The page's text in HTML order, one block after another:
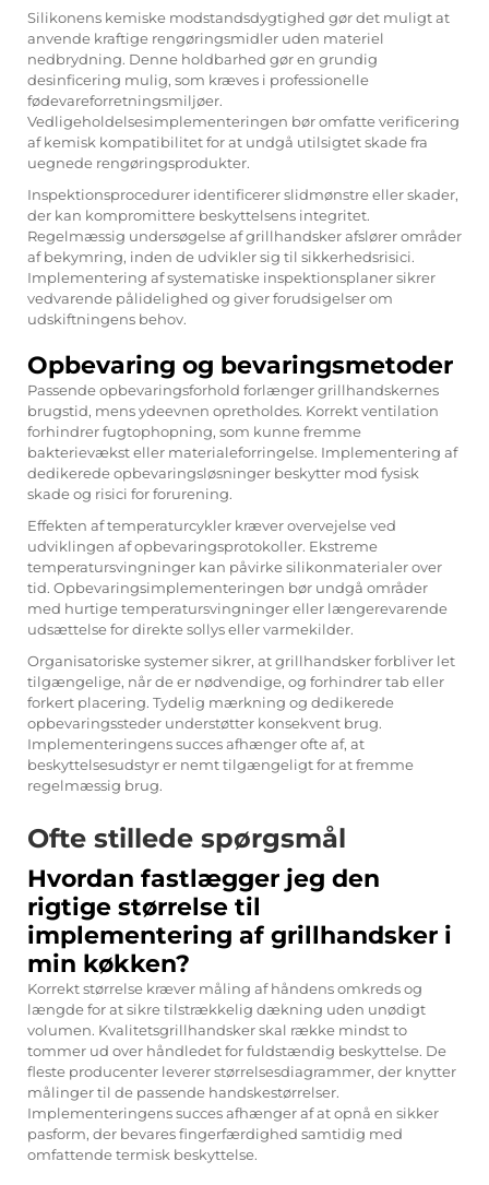
Silikonens kemiske modstandsdygtighed gør det muligt at
anvende kraftige rengøringsmidler uden materiel
nedbrydning. Denne holdbarhed gør en grundig
desinficering mulig, som kræves i professionelle
fødevareforretningsmiljøer.
Vedligeholdelsesimplementeringen bør omfatte verificering
af kemisk kompatibilitet for at undgå utilsigtet skade fra
uegnede rengøringsprodukter.
Inspektionsprocedurer identificerer slidmønstre eller skader,
der kan kompromittere beskyttelsens integritet.
Regelmæssig undersøgelse af grillhandsker afslører områder
af bekymring, inden de udvikler sig til sikkerhedsrisici.
Implementering af systematiske inspektionsplaner sikrer
vedvarende pålidelighed og giver forudsigelser om
udskiftningens behov.
Opbevaring og bevaringsmetoder
Passende opbevaringsforhold forlænger grillhandskernes
brugstid, mens ydeevnen opretholdes. Korrekt ventilation
forhindrer fugtophopning, som kunne fremme
bakterievækst eller materialeforringelse. Implementering af
dedikerede opbevaringsløsninger beskytter mod fysisk
skade og risici for forurening.
Effekten af temperaturcykler kræver overvejelse ved
udviklingen af opbevaringsprotokoller. Ekstreme
temperatursvingninger kan påvirke silikonmaterialer over
tid. Opbevaringsimplementeringen bør undgå områder
med hurtige temperatursvingninger eller længerevarende
udsættelse for direkte sollys eller varmekilder.
Organisatoriske systemer sikrer, at grillhandsker forbliver let
tilgængelige, når de er nødvendige, og forhindrer tab eller
forkert placering. Tydelig mærkning og dedikerede
opbevaringssteder understøtter konsekvent brug.
Implementeringens succes afhænger ofte af, at
beskyttelsesudstyr er nemt tilgængeligt for at fremme
regelmæssig brug.
Ofte stillede spørgsmål
Hvordan fastlægger jeg den
rigtige størrelse til
implementering af grillhandsker i
min køkken?
Korrekt størrelse kræver måling af håndens omkreds og
længde for at sikre tilstrækkelig dækning uden unødigt
volumen. Kvalitetsgrillhandsker skal række mindst to
tommer ud over håndledet for fuldstændig beskyttelse. De
fleste producenter leverer størrelsesdiagrammer, der knytter
målinger til de passende handskestørrelser.
Implementeringens succes afhænger af at opnå en sikker
pasform, der bevares fingerfærdighed samtidig med
omfattende termisk beskyttelse.